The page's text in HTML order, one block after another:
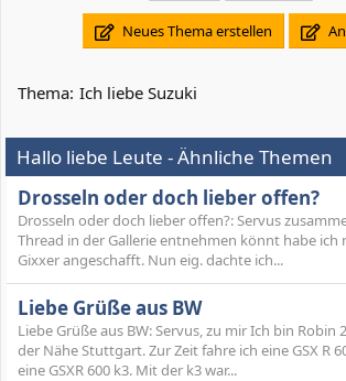
Neues Thema erstellen
Thema: Ich liebe Suzuki
Hallo liebe Leute - Ähnliche Themen
Drosseln oder doch lieber offen?
Drosseln oder doch lieber offen?: Servus
Thread in der Gallerie entnehmen könnt habe ich
Gixxer angeschafft. Nun eig. dachte ich...
Liebe Grüße aus BW
Liebe Grüße aus BW: Servus, zu mir Ich bin Robin
der Nähe Stuttgart. Zur Zeit fahre ich eine GSX R
eine GSXR 600 k3. Mit der k3 war...